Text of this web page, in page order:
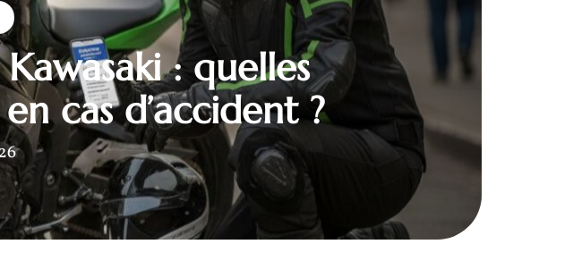
: quelles
cas d’accident ?